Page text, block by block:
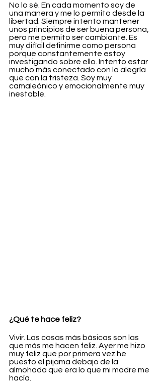
No lo sé. En cada momento soy de
una manera y me lo permito desde la
libertad. Siempre intento mantener
unos principios de ser buena persona,
pero me permito ser cambiante. Es
muy difícil definirme como persona
porque constantemente estoy
investigando sobre ello. Intento estar
mucho más conectado con la alegría
que con la tristeza. Soy muy
camaleónico y emocionalmente muy
inestable.
¿Qué te hace feliz?
Vivir. Las cosas más básicas son las
que más me hacen feliz. Ayer me hizo
muy feliz que por primera vez he
puesto el pijama debajo de la
almohada que era lo que mi madre me
hacía.